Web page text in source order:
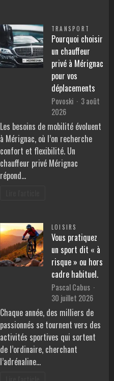
TRANSPORT
Pourquoi choisir
un chauffeur
privé à Mérignac
pour vos
déplacements
Povoski
3 août
2026
Les besoins de mobilité évoluent
à Mérignac, où l’on recherche
confort et flexibilité. Un
chauffeur privé Mérignac
répond…
LOISIRS
Vous pratiquez
un sport dit « à
risque » ou hors
cadre habituel.
Pascal Cabus
30 juillet 2026
Chaque année, des milliers de
passionnés se tournent vers des
activités sportives qui sortent
de l’ordinaire, cherchant
l’adrénaline…